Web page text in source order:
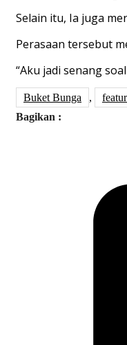
Selain itu, Ia juga
Perasaan tersebut
“Aku jadi senang
Buket Bunga ,
Bagikan :